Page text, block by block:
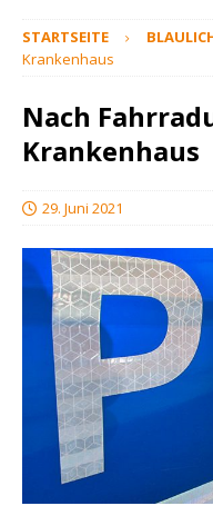
STARTSEITE
Krankenhaus
Nach
Krankenhaus
29. Juni 2021